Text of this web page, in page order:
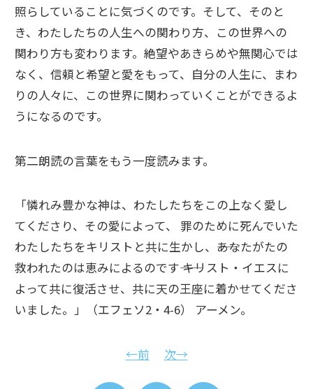
照らしていることに気づくのです。そして、そのと
き、わたしたちの人生への関わり方、この世界への
関わり方も変わります。絶望やあきらめや無関心では
なく、信頼と希望と愛をもって、自分の人生に、まわ
りの人々に、この世界に関わっていくことができるよ
うになるのです。
第二朗読の言葉をもう一度読みます。
「憐れみ豊かな神は、わたしたちをこの上なく愛し
てくださり、その愛によって、 罪のために死んでいた
わたしたちをキリストと共に生かし、――あなたがたの
救われたのは恵みによるのです―― キリスト・イエスに
よって共に復活させ、共に天の王座に着かせてくださ
いました。」（エフェソ2・4-6） アーメン。
←前 次→